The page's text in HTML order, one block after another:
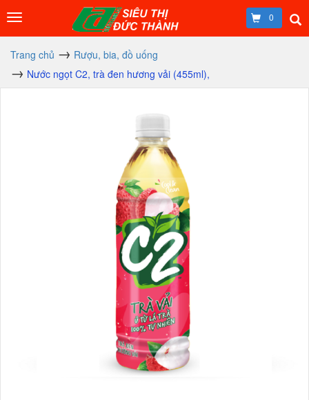
0
Trang chủ
Rượu, bia, đồ uống
Nước ngọt C2, trà đen hương vải (455ml),